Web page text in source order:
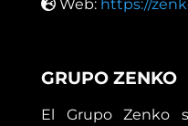
Web: https://
GRUPO ZENKO
El Grupo Zenko